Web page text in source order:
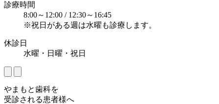
診療時間
8:00～12:00 / 12:30～16:45
※祝日がある週は水曜も診療します。
休診日
水曜・日曜・祝日
やまもと歯科を
受診される患者様へ